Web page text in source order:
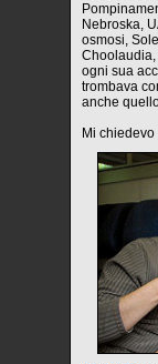
Nebroska,
osmosi,
Choolaudia,
ogni sua
trombava
anche
Mi